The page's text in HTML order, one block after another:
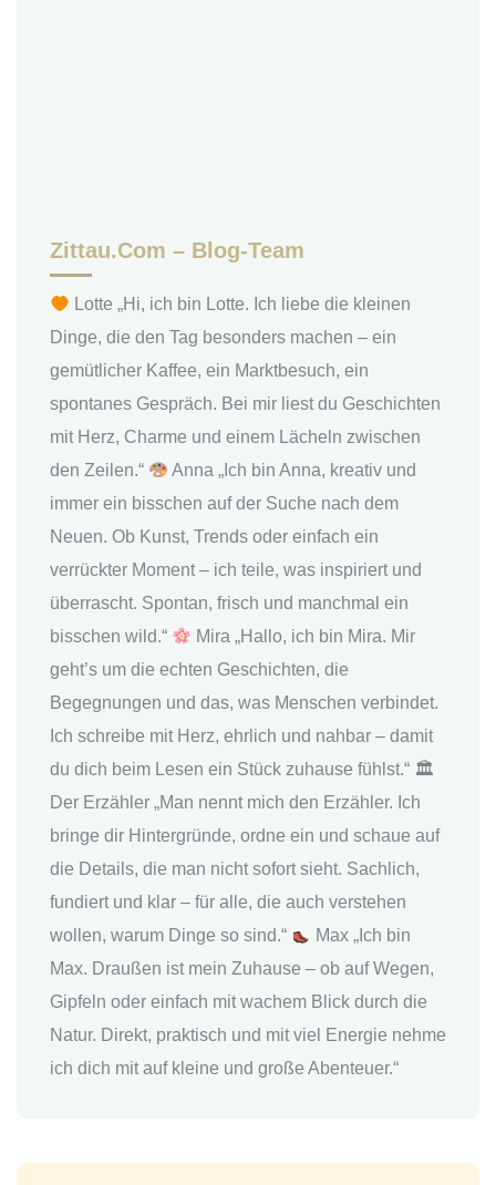
Zittau.com – Blog-Team
Lotte „Hi, ich bin Lotte. Ich liebe die kleinen
Dinge, die den Tag besonders machen – ein
gemütlicher Kaffee, ein Marktbesuch, ein
spontanes Gespräch. Bei mir liest du Geschichten
mit Herz, Charme und einem Lächeln zwischen
den Zeilen.“
Anna „Ich bin Anna, kreativ und
immer ein bisschen auf der Suche nach dem
Neuen. Ob Kunst, Trends oder einfach ein
verrückter Moment – ich teile, was inspiriert und
überrascht. Spontan, frisch und manchmal ein
bisschen wild.“
Mira „Hallo, ich bin Mira. Mir
geht’s um die echten Geschichten, die
Begegnungen und das, was Menschen verbindet.
Ich schreibe mit Herz, ehrlich und nahbar – damit
du dich beim Lesen ein Stück zuhause fühlst.“ 🏛
Der Erzähler „Man nennt mich den Erzähler. Ich
bringe dir Hintergründe, ordne ein und schaue auf
die Details, die man nicht sofort sieht. Sachlich,
fundiert und klar – für alle, die auch verstehen
wollen, warum Dinge so sind.“
Max „Ich bin
Max. Draußen ist mein Zuhause – ob auf Wegen,
Gipfeln oder einfach mit wachem Blick durch die
Natur. Direkt, praktisch und mit viel Energie nehme
ich dich mit auf kleine und große Abenteuer.“